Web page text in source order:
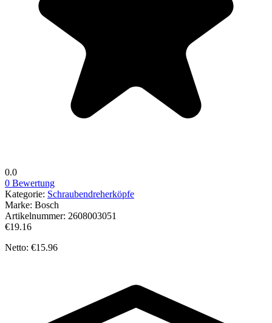
0.0
0 Bewertung
Kategorie: Schraubendreherköpfe
Marke: Bosch
Artikelnummer: 2608003051
€19.16
Netto: €15.96